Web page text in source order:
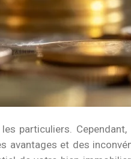
particuliers.
avantages et des